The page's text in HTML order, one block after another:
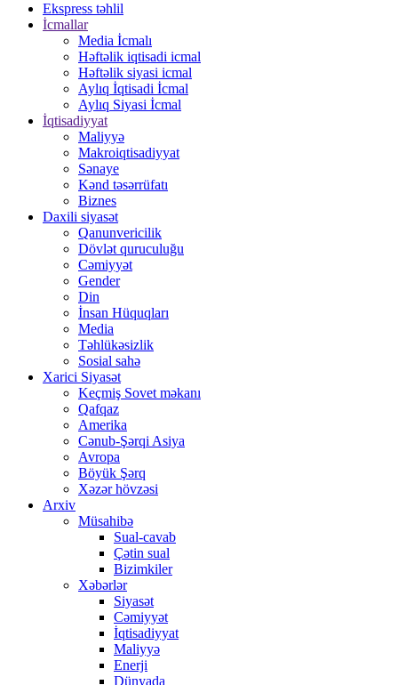
Ekspress təhlil
İcmallar
Media İcmalı
Həftəlik iqtisadi icmal
Həftəlik siyasi icmal
Aylıq İqtisadi İcmal
Aylıq Siyasi İcmal
İqtisadiyyat
Maliyyə
Makroiqtisadiyyat
Sənaye
Kənd təsərrüfatı
Biznes
Daxili siyasət
Qanunvericilik
Dövlət quruculuğu
Cəmiyyət
Gender
Din
İnsan Hüquqları
Media
Təhlükəsizlik
Sosial sahə
Xarici Siyasət
Keçmiş Sovet məkanı
Qafqaz
Amerika
Cənub-Şərqi Asiya
Avropa
Böyük Şərq
Xəzər hövzəsi
Arxiv
Müsahibə
Sual-cavab
Çətin sual
Bizimkiler
Xəbərlər
Siyasət
Cəmiyyət
İqtisadiyyat
Maliyyə
Enerji
Dünyada